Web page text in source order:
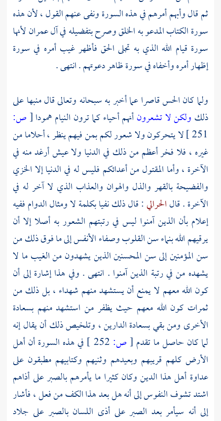
ثم قال وأبهم أمرهم في هذه السورة ونفى عنهم القول ، لأن هذه
سورة الكتاب المدعو به الخلق وصرح بتفضيله في آل عمران لأنها
سورة قيام الله الذي به تجلى الحق فأظهر غيب أمره في سورة
إظهار أمره وأخفاه في سورة ظاهر دعوتهم . انتهى .
ولما كان الحس قاصرا عما أخبر به سبحانه وتعالى قال منبها على
ذلك ولكن لا تشعرونأنهم أحياء كما ترون النيام همودا[ص:
251 ] لا يتحركون ولا شعور لكم بمن فيهم ينظر ، أحلاما من
غيره ، فلا فخر أعظم من ذلك في الدنيا ولا عيش أرغد منه في
الآخرة ، وأما المقتول من أعدائكم فليس له في الدنيا إلا الخزي
والفضيحة بالقهر والذل والهوان والعذاب الذي لا آخر له في
الآخرة . قالالحرالي: قال ذلك نفيا بكلمة لا ومثال الدوام ففيه
إعلام بأن الذين آمنوا ليس في رتبتهم الشعور به أصلا إلا أن
يرقيهم الله بنماء سن القلوب وصفاء الأنفس إلى ما فوق ذلك من
سن المؤمنين إلى سن المحسنين الذين يشهدون من الغيب ما لا
يشهده من في رتبة الذين آمنوا . انتهى . وفي هذا إشارة إلى أن
كون الله معهم لا يمنع أن يستشهد منهم شهداء ، بل ذلك من
ثمرات كون الله معهم حيث يظفر من استشهد منهم بسعادة
الأخرى ومن بقي بسعادة الدارين ، وتلخيص ذلك أن يقال إنه
لما كان حاصل ما تقدم [ص:
في هذه السورة أن أهل
الأرض كلهم قريبهم وبعيدهم وثنيهم وكتابيهم مطبقون على
عداوة أهل هذا الدين وكان كثيرا ما يأمرهم بالصبر على أذاهم
اشتد تشوف النفوس إلى أنه هل بعد هذا الكف من فعل ، فأشار
إلى أنه سيأمر بعد الصبر على أذى اللسان بالصبر على جلاد